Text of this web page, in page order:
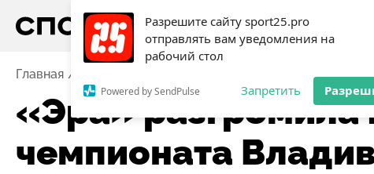
Разрешите сайту sport25.pro
отправлять вам уведомления на
рабочий стол
Powered by SendPulse Запретить
Главная «Эра» разгромила
«Эра» разгромила
чемпионата